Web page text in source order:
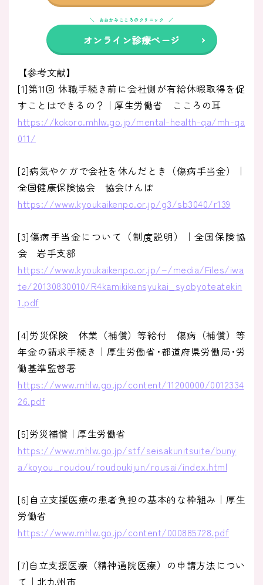
おおかみこころのクリニック
オンライン診療ページ
【参考文献】
[1]第11回 休職手続き前に会社側が有給休暇取得を促
すことはできるの？｜厚生労働省 こころの耳
https://kokoro.mhlw.go.jp/mental-health-qa/mh-qa
011/
[2]病気やケガで会社を休んだとき（傷病手当金）｜
全国健康保険協会 協会けんぽ
https://www.kyoukaikenpo.or.jp/g3/sb3040/r139
[3]傷病手当金について（制度説明）｜全国保険協
会 岩手支部
https://www.kyoukaikenpo.or.jp/~/media/Files/iwa
te/20130830010/R4kamikikensyukai_syobyoteatekin
1.pdf
[4]労災保険 休業（補償）等給付 傷病（補償）等
年金の請求手続き｜厚生労働省･都道府県労働局･労
働基準監督署
https://www.mhlw.go.jp/content/11200000/0012334
26.pdf
[5]労災補償｜厚生労働省
https://www.mhlw.go.jp/stf/seisakunitsuite/buny
a/koyou_roudou/roudoukijun/rousai/index.html
[6]自立支援医療の患者負担の基本的な枠組み｜厚生
労働省
https://www.mhlw.go.jp/content/000885728.pdf
[7]自立支援医療（精神通院医療）の申請方法につい
て｜北九州市